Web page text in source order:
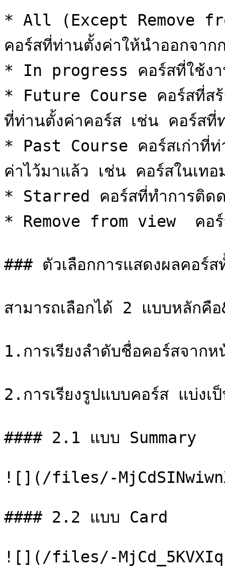
* All (Except Remove
คอร์สที่ท่านตั้งค่าให้นำออกจาก
* In progress คอร์สที่ใช้งา
* Future Course คอร์สที่สร้า
ที่ท่านตั้งค่าคอร์ส เช่น คอร์สที่
* Past Course คอร์สเก่าที่ท่
ค่าไว้มาแล้ว เช่น คอร์สในเท
* Starred คอร์สที่ทำการติดด
* Remove from view  คอร์
### ตัวเลือกการแสดงผลคอร์
สามารถเลือกได้ 2 แบบหลักคื
1.การเรียงลำดับชื่อคอร์สจาก
2.การเรียงรูปแบบคอร์ส แบ่ง
#### 2.1 แบบ Summary
![](/files/-
#### 2.2 แบบ Card
![](/files/-